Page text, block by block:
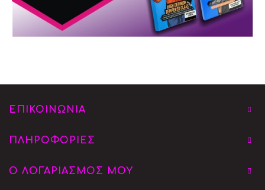
ΕΠΙΚΟΙΝΩΝΙΑ
ΠΛΗΡΟΦΟΡΙΕΣ
Ο ΛΟΓΑΡΙΑΣΜΟΣ ΜΟΥ